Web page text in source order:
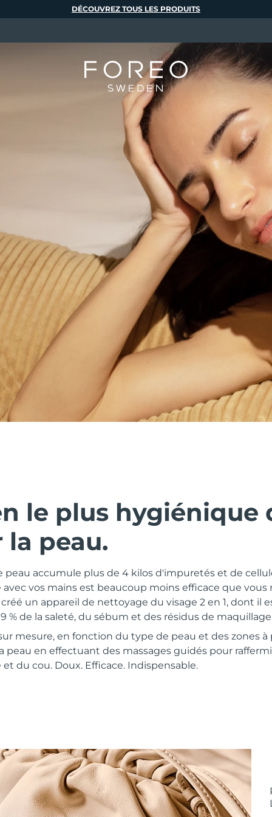
le plus hygiénique
peau.
peau accumule plus de 4 kilos d'impuretés et de
vos mains est beaucoup moins efficace que vous
un appareil de nettoyage du visage 2 en 1, dont il
% de la saleté, du sébum et des résidus de
mesure, en fonction du type de peau et des zones à
peau en effectuant des massages guidés pour
du cou. Doux. Efficace. Indispensable.
DÉCOUVREZ TOUS LES PRODUITS